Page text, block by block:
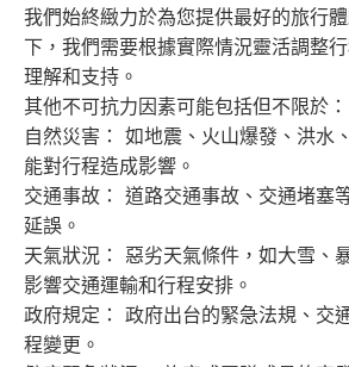
我們始終緻力於為您提供最好的旅行
下，我們需要根據實際情況靈活調整
理解和支持。
其他不可抗力因素可能包括但不限於：
自然災害： 如地震、火山爆發、洪水
能對行程造成影響。
交通事故： 道路交通事故、交通堵塞
延誤。
天氣狀況： 惡劣天氣條件，如大雪、
影響交通運輸和行程安排。
政府規定： 政府出台的緊急法規、交
程變更。